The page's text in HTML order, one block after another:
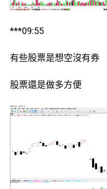
***09:55
有些股票是想空沒有券
股票還是做多方便